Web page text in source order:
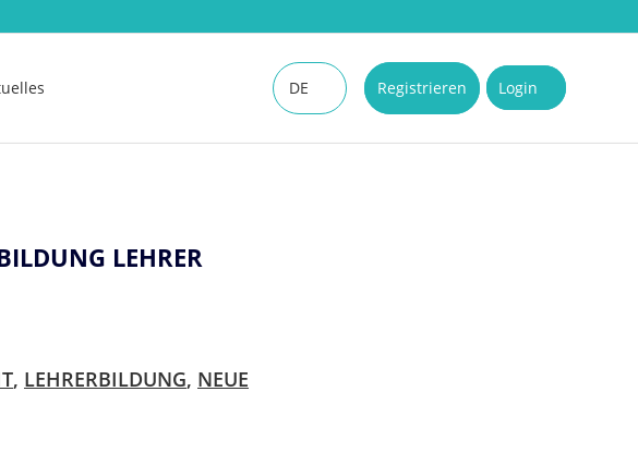
Registrieren Login
DE
LEHRER
, LEHRERBILDUNG, NEUE